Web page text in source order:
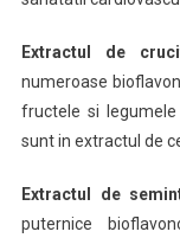
Extractul de
numeroase
fructele si
sunt in extractul de
Extractul de
puternice